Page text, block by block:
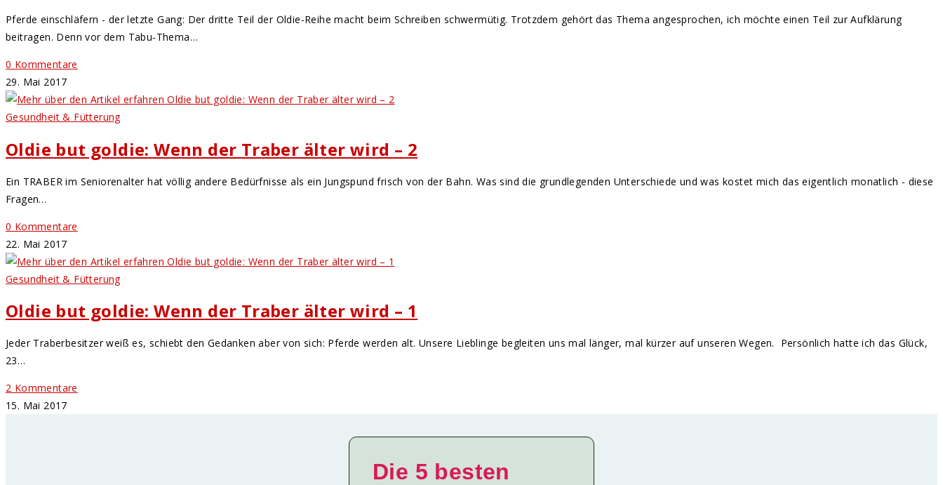
Pferde einschläfern - der letzte Gang: Der dritte Teil der Oldie-Reihe macht beim Schreiben schwermütig. Trotzdem gehört das Thema angesprochen, ich möchte einen Teil zur Aufklärung
beitragen. Denn vor dem Tabu-Thema…
0 Kommentare
29. Mai 2017
Gesundheit & Fütterung
Oldie but goldie: Wenn der Traber älter wird – 2
Ein TRABER im Seniorenalter hat völlig andere Bedürfnisse als ein Jungspund frisch von der Bahn. Was sind die grundlegenden Unterschiede und was kostet mich das eigentlich monatlich - diese
Fragen…
0 Kommentare
22. Mai 2017
Gesundheit & Fütterung
Oldie but goldie: Wenn der Traber älter wird – 1
Jeder Traberbesitzer weiß es, schiebt den Gedanken aber von sich: Pferde werden alt. Unsere Lieblinge begleiten uns mal länger, mal kürzer auf unseren Wegen. Persönlich hatte ich das Glück,
23…
2 Kommentare
15. Mai 2017
Die 5 besten